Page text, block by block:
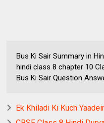
Bus Ki Sair Summary in
hindi class 8 chapter 10
Bus Ki Sair Question
Ek Khiladi Ki Kuch